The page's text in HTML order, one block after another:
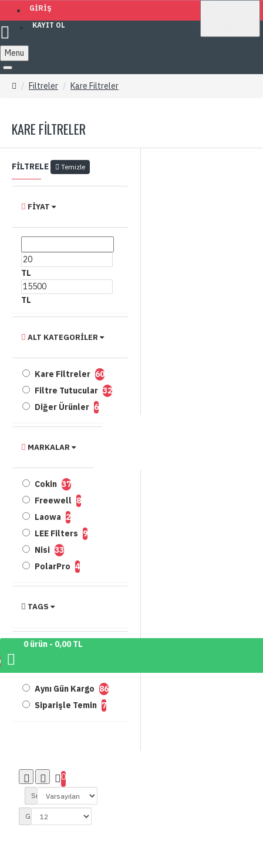
GIRIŞ
KAYIT OL
Menu
0 ürün - 0,00 TL
Filtreler Kare Filtreler
KARE FILTRELER
FILTRELE Temizle
FIYAT
TL
TL
ALT KATEGORILER
Kare Filtreler 60
Filtre Tutucular 32
Diğer Ürünler 6
MARKALAR
Cokin 37
Freewell 8
Laowa 2
LEE Filters 9
Nisi 33
PolarPro 4
TAGS
Aynı Gün Kargo 86
Siparişle Temin 7
0
Sırala:
Göster: